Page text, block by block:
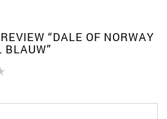
“DALE OF NORWAY
BLAUW”